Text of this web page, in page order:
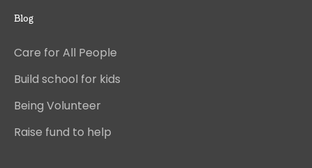
Blog
Care for All People
Build school for kids
Being Volunteer
Raise fund to help